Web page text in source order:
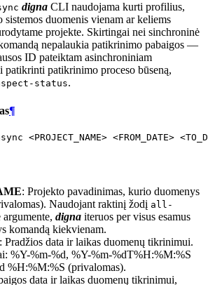
digna CLI naudojama kurti profilius,
sistemos duomenis vienam ar keliems
projekte. Skirtingai nei sinchroninė
nepalaukia patikrinimo pabaigos —
ID pateiktam asinchroniniam
patikrinimo proceso būseną,
status.
¶
<PROJECT_NAME> <FROM_DATE>
: Projekto pavadinimas, kurio duomenys
Naudojant raktinį žodį all-
argumente, digna iteruos per visus esamus
komandą kiekvienam.
: Pradžios data ir laikas duomenų tikrinimui.
%Y-%m-%d, %Y-%m-%dT%H:%M:%S
%H:%M:%S (privalomas).
data ir laikas duomenų tikrinimui,